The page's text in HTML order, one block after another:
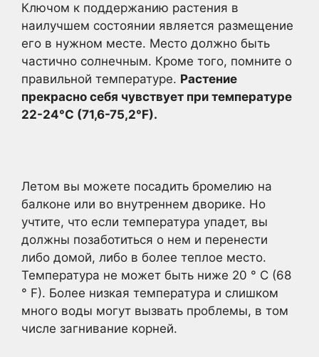
Ключом к поддержанию растения в
наилучшем состоянии является размещение
его в нужном месте. Место должно быть
частично солнечным. Кроме того, помните о
правильной температуре. Растение
прекрасно себя чувствует при температуре
22-24°C (71,6-75,2°F).
Летом вы можете посадить бромелию на
балконе или во внутреннем дворике. Но
учтите, что если температура упадет, вы
должны позаботиться о нем и перенести
либо домой, либо в более теплое место.
Температура не может быть ниже 20 ° C (68
° F). Более низкая температура и слишком
много воды могут вызвать проблемы, в том
числе загнивание корней.